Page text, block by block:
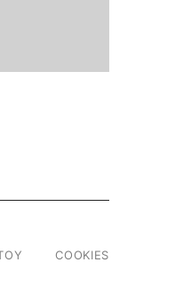
COOKIES